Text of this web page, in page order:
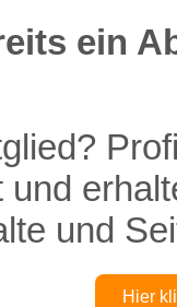
ein
und
und
Hier